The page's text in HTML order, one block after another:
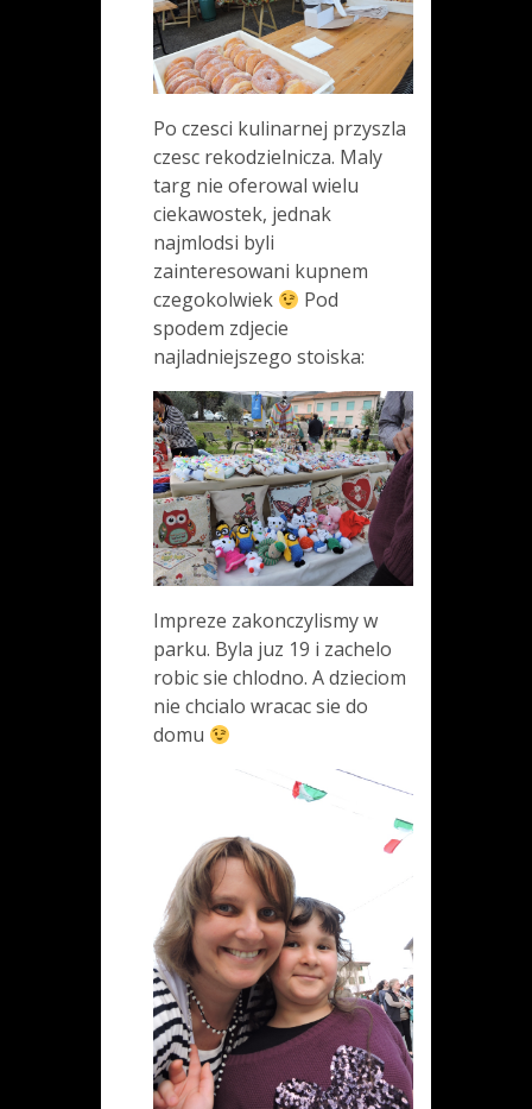
Po czesci kulinarnej przyszla
czesc rekodzielnicza. Maly
targ nie oferowal wielu
ciekawostek, jednak
najmlodsi byli
zainteresowani kupnem
czegokolwiek
Pod
spodem zdjecie
najladniejszego stoiska:
Impreze zakonczylismy w
parku. Byla juz 19 i zachelo
robic sie chlodno. A dzieciom
nie chcialo wracac sie do
domu